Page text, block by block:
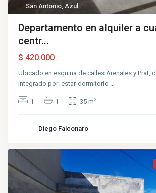
San Antonio,Azul
Departamento en alquiler a
centr...
$ 420.000
Ubicado en esquina de calles Arenales y Prat,
integrado por: estar-dormitorio ...
1 1 35 m2
Diego Falconaro